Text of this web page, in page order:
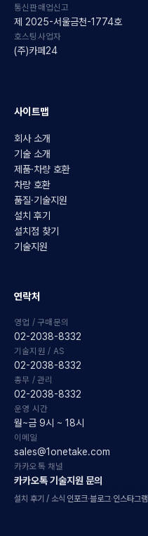
통신판매업신고
제 2025-서울금천-1774호
호스팅사업자
(주)카페24
사이트맵
회사 소개
기술 소개
제품·차량 호환
차량 호환
품질·기술지원
설치 후기
설치점 찾기
기술지원
연락처
영업 / 구매문의
02-2038-8332
기술지원 / AS
02-2038-8332
총무 / 관리
02-2038-8332
운영 시간
월~금 9시 ~ 18시
이메일
sales@1onetake.com
카카오톡 채널
카카오톡 기술지원 문의
설치 후기 / 소식 인포크·블로그·인스타그램